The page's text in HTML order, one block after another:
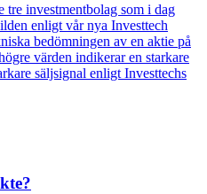
investmentbolag som i dag
enligt vår nya Investtech
bedömningen av en aktie på
värden indikerar en starkare
säljsignal enligt Investtechs